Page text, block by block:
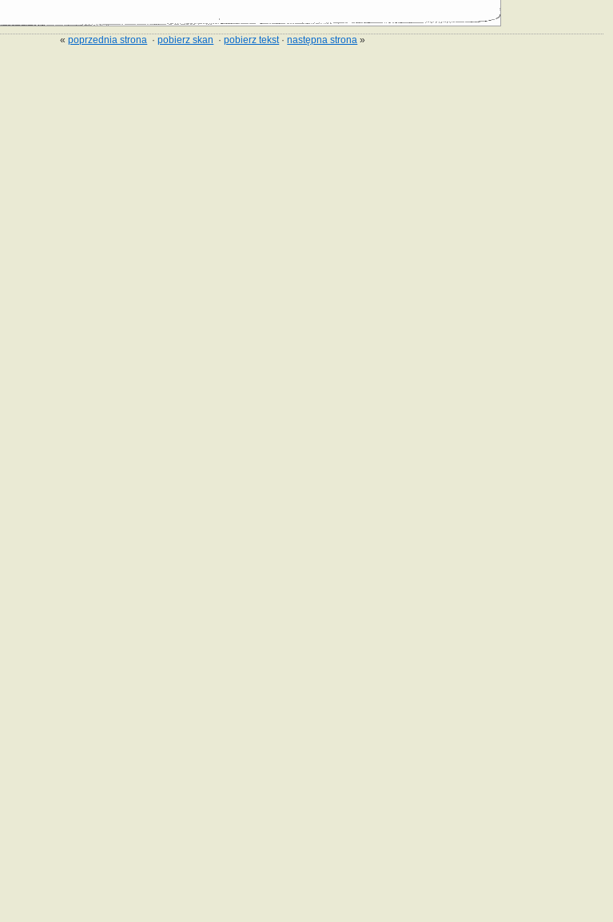
«poprzednia strona ·pobierz skan ·pobierz tekst·następna strona »